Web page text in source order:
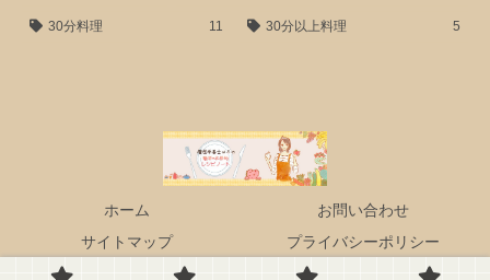
30分料理 11 30分以上料理 5
ホーム
お問い合わせ
サイトマップ
プライバシーポリシー